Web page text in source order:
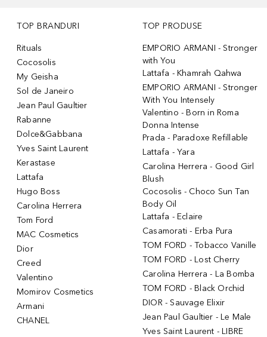
TOP BRANDURI
Rituals
Cocosolis
My Geisha
Sol de Janeiro
Jean Paul Gaultier
Rabanne
Dolce&Gabbana
Yves Saint Laurent
Kerastase
Lattafa
Hugo Boss
Carolina Herrera
Tom Ford
MAC Cosmetics
Dior
Creed
Valentino
Momirov Cosmetics
Armani
CHANEL
TOP PRODUSE
EMPORIO ARMANI - Stronger
with You
Lattafa - Khamrah Qahwa
EMPORIO ARMANI - Stronger
With You Intensely
Valentino - Born in Roma
Donna Intense
Prada - Paradoxe Refillable
Lattafa - Yara
Carolina Herrera - Good Girl
Blush
Cocosolis - Choco Sun Tan
Body Oil
Lattafa - Eclaire
Casamorati - Erba Pura
TOM FORD - Tobacco Vanille
TOM FORD - Lost Cherry
Carolina Herrera - La Bomba
TOM FORD - Black Orchid
DIOR - Sauvage Elixir
Jean Paul Gaultier - Le Male
Yves Saint Laurent - LIBRE